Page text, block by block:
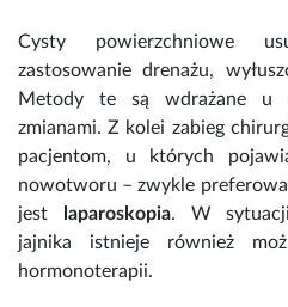
Cysty powierzchniowe
zastosowanie drenażu,
Metody te są wdrażane u
zmianami. Z kolei zabieg
pacjentom, u których
nowotworu – zwykle
jest
laparoskopia. W
jajnika istnieje również
hormonoterapii.